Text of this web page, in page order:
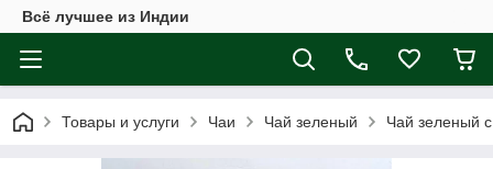
Всё лучшее из Индии
Товары и услуги Чаи Чай зеленый Чай зеленый